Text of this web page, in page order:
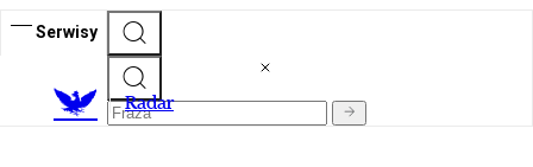
Serwisy
Radar